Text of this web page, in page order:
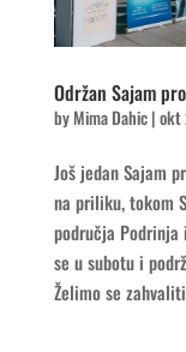
Održan Sajam
byMima Dahic|okt
Još jedan Sajam
na priliku, tokom
područja Podrinja
se u subotu i
Želimo se